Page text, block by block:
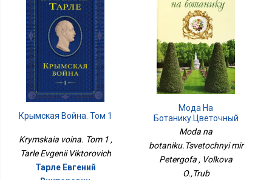
Крымская Война. Том 1
Krymskaia voina. Tom 1 ,
Tarle Evgenii Viktorovich
Тарле Евгений
Мода На
Ботанику.Цветочный
Мир Петергофа
Moda na
botaniku.Tsvetochnyi mir
Petergofa , Volkova
O.,Trub